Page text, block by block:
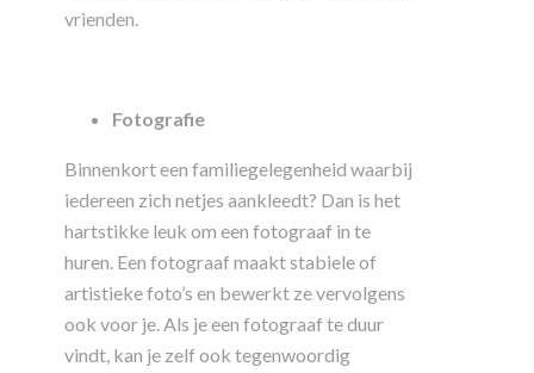
vrienden.
Fotografie
Binnenkort een familiegelegenheid waarbij
iedereen zich netjes aankleedt? Dan is het
hartstikke leuk om een fotograaf in te
huren. Een fotograaf maakt stabiele of
artistieke foto’s en bewerkt ze vervolgens
ook voor je. Als je een fotograaf te duur
vindt, kan je zelf ook tegenwoordig